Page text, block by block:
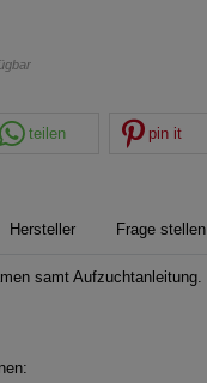
teilen pin it
Hersteller Frage stellen
samt Aufzuchtanleitung.